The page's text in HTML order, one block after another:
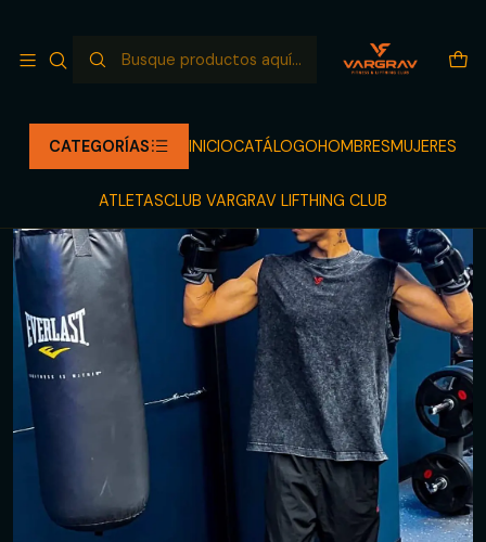
CATEGORÍAS INICIOCATÁLOGOHOMBRESMUJERES
ATLETASCLUB VARGRAV LIFTHING CLUB
Inicio CATÁLOGO UNCONTROLLED TANK